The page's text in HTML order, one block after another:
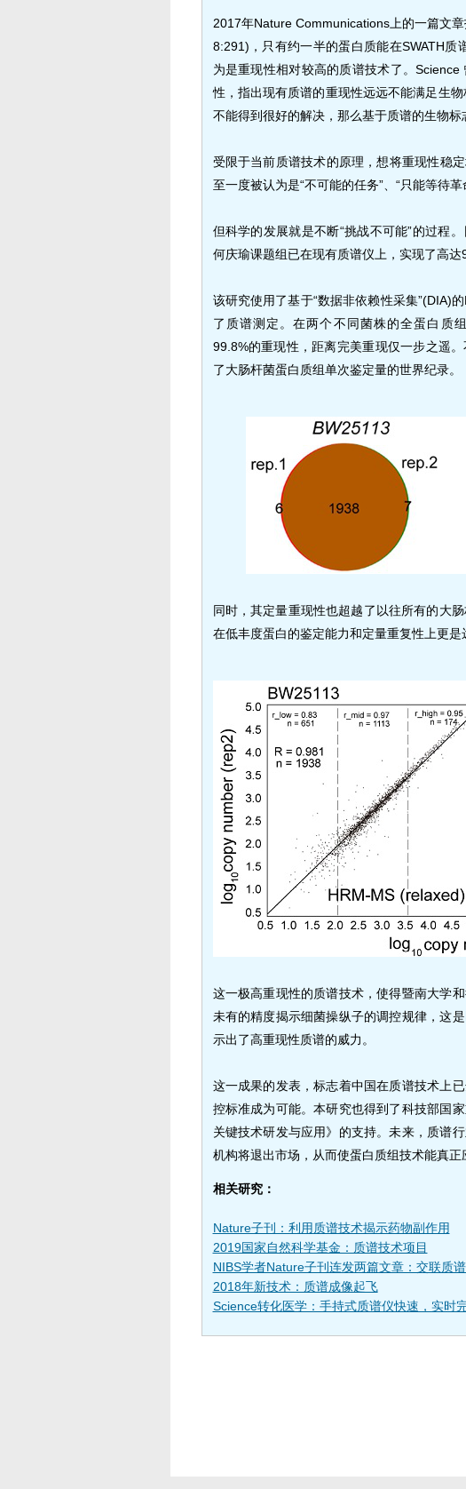
2017年Nature Communications上的一篇文
8:291)，只有约一半的蛋白质能在SWATH质
为是重现性相对较高的质谱技术了。
性，指出现有质谱的重现性远远不能满足生
不能得到很好的解决，那么基于质谱的生物标
受限于当前质谱技术的原理，想将重现性稳
至一度被认为是“不可能的任务”、“只能等待革
但科学的发展就是不断“挑战不可能”的过程
何庆瑜课题组已在现有质谱仪上，实现了高达
该研究使用了基于“数据非依赖性采集”(DIA)
了质谱测定。在两个不同菌株的全蛋白质
99.8%的重现性，距离完美重现仅一步之遥
了大肠杆菌蛋白质组单次鉴定量的世界纪录。
同时，其定量重现性也超越了以往所有的大
在低丰度蛋白的鉴定能力和定量重复性上更是
这一极高重现性的质谱技术，使得暨南大学
未有的精度揭示细菌操纵子的调控规律，这
示出了高重现性质谱的威力。
这一成果的发表，标志着中国在质谱技术上
控标准成为可能。本研究也得到了科技部国
关键技术研发与应用》的支持。未来，质谱
机构将退出市场，从而使蛋白质组技术能真正
相关研究：
Nature子刊：利用质谱技术揭示药物副作用
2019国家自然科学基金：质谱技术项目
NIBS学者Nature子刊连发两篇文章：交联质
2018年新技术：质谱成像起飞
Science转化医学：手持式质谱仪快速，实时